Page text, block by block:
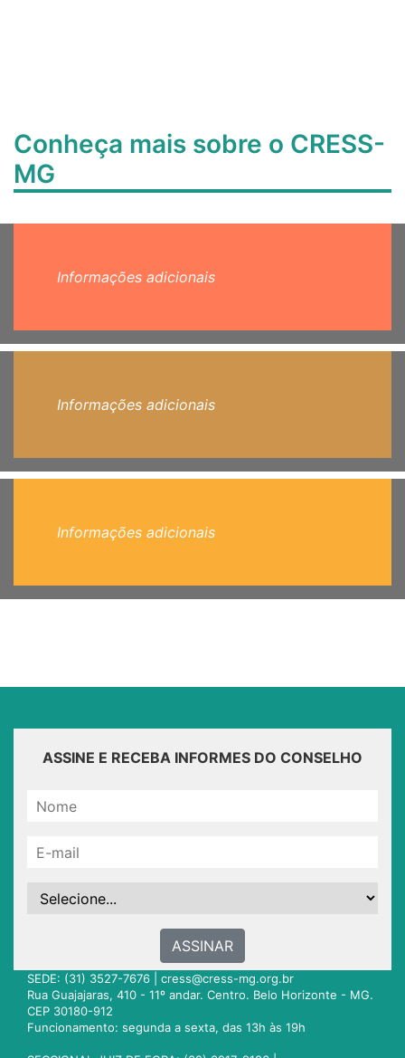
Conheça mais sobre o CRESS-
MG
Informações adicionais
Informações adicionais
Informações adicionais
ASSINE E RECEBA INFORMES DO CONSELHO
ASSINAR
SEDE: (31) 3527-7676 | cress@cress-mg.org.br
Rua Guajajaras, 410 - 11º andar. Centro. Belo Horizonte - MG.
CEP 30180-912
Funcionamento: segunda a sexta, das 13h às 19h